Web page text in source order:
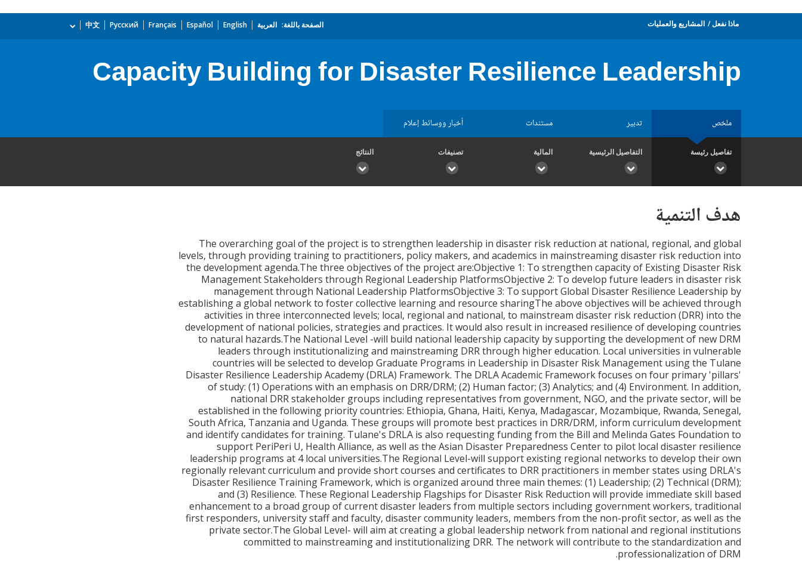
ماذا نفعل المشاريع والعمليات الصفحة باللغة: العربية English
Español
Français
Русский
中文
Capacity Building for Disaster Resilience Leadership
ملخص تدبير مستندات أخبار ووسائط إعلام
تفاصيل رئيسة التفاصيل الرئيسية المالية تصنيفات النتائج
هدف التنمية
The overarching goal of the project is to strengthen leadership in disaster risk reduction at national, regional, and global
levels, through providing training to practitioners, policy makers, and academics in mainstreaming disaster risk reduction into
the development agenda.The three objectives of the project are:Objective 1: To strengthen capacity of Existing Disaster Risk
Management Stakeholders through Regional Leadership PlatformsObjective 2: To develop future leaders in disaster risk
management through National Leadership PlatformsObjective 3: To support Global Disaster Resilience Leadership by
establishing a global network to foster collective learning and resource sharingThe above objectives will be achieved through
activities in three interconnected levels; local, regional and national, to mainstream disaster risk reduction (DRR) into the
development of national policies, strategies and practices. It would also result in increased resilience of developing countries
to natural hazards.The National Level -will build national leadership capacity by supporting the development of new DRM
leaders through institutionalizing and mainstreaming DRR through higher education. Local universities in vulnerable
countries will be selected to develop Graduate Programs in Leadership in Disaster Risk Management using the Tulane
Disaster Resilience Leadership Academy (DRLA) Framework. The DRLA Academic Framework focuses on four primary 'pillars'
of study: (1) Operations with an emphasis on DRR/DRM; (2) Human factor; (3) Analytics; and (4) Environment. In addition,
national DRR stakeholder groups including representatives from government, NGO, and the private sector, will be
established in the following priority countries: Ethiopia, Ghana, Haiti, Kenya, Madagascar, Mozambique, Rwanda, Senegal,
South Africa, Tanzania and Uganda. These groups will promote best practices in DRR/DRM, inform curriculum development
and identify candidates for training. Tulane's DRLA is also requesting funding from the Bill and Melinda Gates Foundation to
support PeriPeri U, Health Alliance, as well as the Asian Disaster Preparedness Center to pilot local disaster resilience
leadership programs at 4 local universities.The Regional Level-will support existing regional networks to develop their own
regionally relevant curriculum and provide short courses and certificates to DRR practitioners in member states using DRLA's
Disaster Resilience Training Framework, which is organized around three main themes: (1) Leadership; (2) Technical (DRM);
and (3) Resilience. These Regional Leadership Flagships for Disaster Risk Reduction will provide immediate skill based
enhancement to a broad group of current disaster leaders from multiple sectors including government workers, traditional
first responders, university staff and faculty, disaster community leaders, members from the non-profit sector, as well as the
private sector.The Global Level- will aim at creating a global leadership network from national and regional institutions
committed to mainstreaming and institutionalizing DRR. The network will contribute to the standardization and
professionalization of DRM.